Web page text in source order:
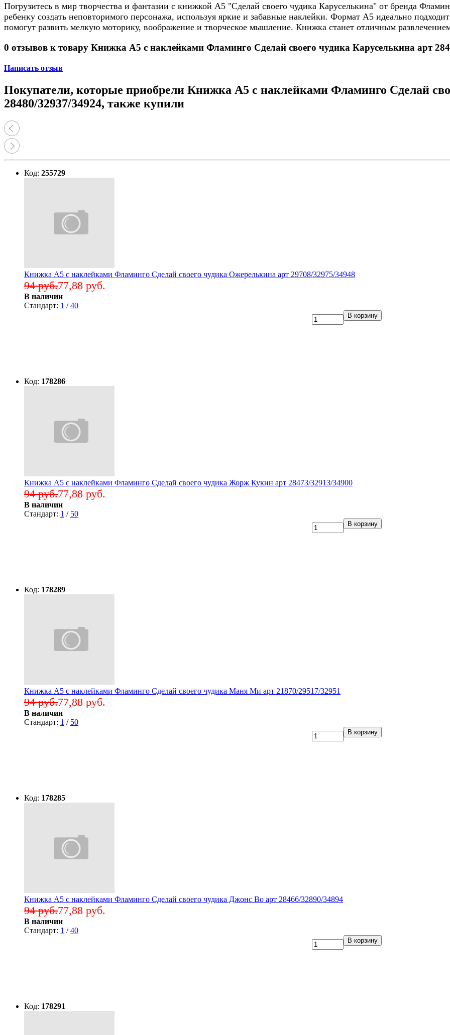
Погрузитесь в мир творчества и фантазии с книжкой А5 "Сделай своего чудика Каруселькина" от бренда
ребенку создать неповторимого персонажа, используя яркие и забавные наклейки. Формат А5 идеально
помогут развить мелкую моторику, воображение и творческое мышление. Книжка станет отличным
0 отзывов к товару Книжка А5 с наклейками Фламинго Сделай своего чудика Каруселькина арт
Написать отзыв
Покупатели, которые приобрели Книжка А5 с наклейками Фламинго Сделай
28480/32937/34924, также купили
Код: 255729
Книжка А5 с наклейками Фламинго Сделай своего чудика Ожерелькина арт 29708/32975/34948
77,88 руб.
94 руб.
В наличии
Стандарт: 1 /40
В корзину
Код: 178286
Книжка А5 с наклейками Фламинго Сделай своего чудика Жорж Кукин арт 28473/32913/34900
77,88 руб.
94 руб.
В наличии
Стандарт: 1 / 50
В корзину
Код: 178289
Книжка А5 с наклейками Фламинго Сделай своего чудика Маня Ми арт 21870/29517/32951
77,88 руб.
94 руб.
В наличии
Стандарт: 1 / 50
В корзину
Код: 178285
Книжка А5 с наклейками Фламинго Сделай своего чудика Джонс Во арт 28466/32890/34894
77,88 руб.
94 руб.
В наличии
Стандарт: 1 /40
В корзину
Код: 178291